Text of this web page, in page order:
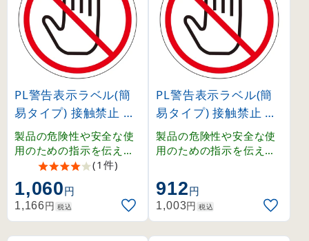
PL警告表示ラベル(簡
易タイプ) 接触禁止 中
(202010)
製品の危険性や安全な使
用のための指示を伝える
PL警告表示ラベル。
(1件)
1,060円
1,166円 税込
PL警告表示ラベル(簡
易タイプ) 接触禁止 小
(203010)
製品の危険性や安全な使
用のための指示を伝える
912円
1,003円 税込